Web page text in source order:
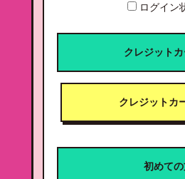
ログイン
クレジット
クレジットカ
初めて